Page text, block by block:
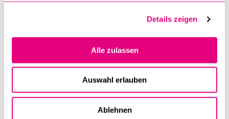
Details zeigen
Alle zulassen
Auswahl erlauben
Ablehnen